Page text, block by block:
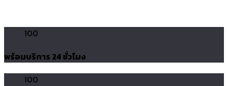
100
พร้อมบริการ 24 ชั่วโมง
100